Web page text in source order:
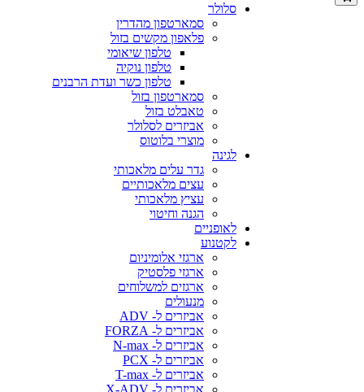
סלולר
סמארטפון מהדרין
פלאפון מקשים בזול
טלפון שיאומי
טלפון נוקיה
טלפון כשר ועדת הרבנים
סמארטפון בזול
טאבלט בזול
אביזרים לסלולר
מוצרי בלוטוס
לגינה
גדר עלים מלאכותי
עצים מלאכותיים
עציץ מלאכותי
הגנה וחיטוי
לאופניים
לקטנוע
ארגזי אלומיניום
ארגזי פלסטיק
ארגזים למשלוחים
מנעולים
אביזרים ל- ADV
אביזרים ל- FORZA
אביזרים ל- N-max
אביזרים ל- PCX
אביזרים ל- T-max
אביזרים ל- X-ADV